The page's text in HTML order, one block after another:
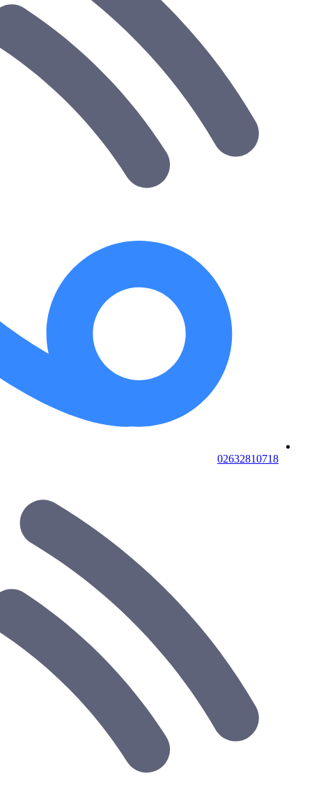
02632810718